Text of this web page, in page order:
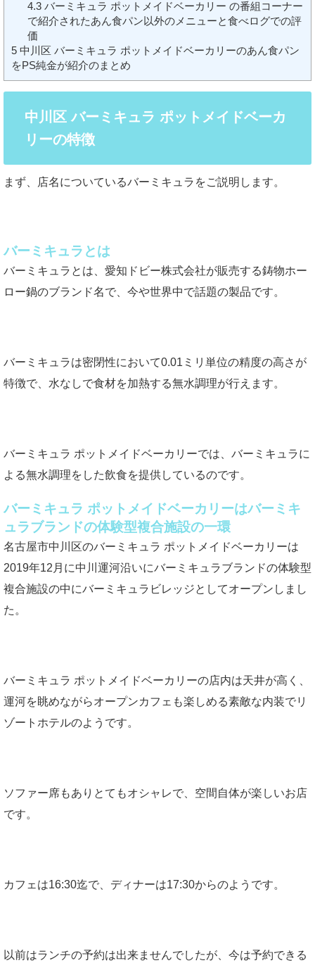
4.3バーミキュラ ポットメイドベーカリー の番組コーナー
で紹介されたあん食パン以外のメニューと食べログでの評
価
5 中川区 バーミキュラ ポットメイドベーカリーのあん食パン
をPS純金が紹介のまとめ
中川区 バーミキュラ ポットメイドベーカ
リーの特徴
まず、店名についているバーミキュラをご説明します。
バーミキュラとは
バーミキュラとは、愛知ドビー株式会社が販売する鋳物ホー
ロー鍋のブランド名で、今や世界中で話題の製品です。
バーミキュラは密閉性において0.01ミリ単位の精度の高さが
特徴で、水なしで食材を加熱する無水調理が行えます。
バーミキュラ ポットメイドベーカリーでは、バーミキュラに
よる無水調理をした飲食を提供しているのです。
バーミキュラ ポットメイドベーカリーはバーミキ
ュラブランドの体験型複合施設の一環
名古屋市中川区のバーミキュラ ポットメイドベーカリーは
2019年12月に中川運河沿いにバーミキュラブランドの体験型
複合施設の中にバーミキュラビレッジとしてオープンしまし
た。
バーミキュラ ポットメイドベーカリーの店内は天井が高く、
運河を眺めながらオープンカフェも楽しめる素敵な内装でリ
ゾートホテルのようです。
ソファー席もありとてもオシャレで、空間自体が楽しいお店
です。
カフェは16:30迄で、ディナーは17:30からのようです。
以前はランチの予約は出来ませんでしたが、今は予約できる